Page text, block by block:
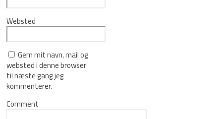
Websted
Gem mit navn, mail og
websted i denne browser
til næste gang jeg
kommenterer.
Comment